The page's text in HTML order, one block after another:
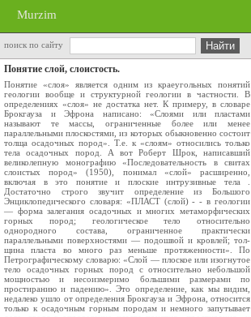
Murzim
поиск по сайту
Понятие слой, слоистость.
Понятие «слоя» является одним из краеугольных понятий
геологии вообще и структурной геологии в частности. В
определениях «слоя» не­ достатка нет. К примеру, в словаре
Брокгауза и Эфрона написано: «Сло­ями или пластами
называют те массы, ограниченные более или менее
параллельными плоскостями, из которых обыкновенно состоит
тол­ща осадочных пород». Т.е. к «слоям» относились только
тела осадоч­ных пород. А вот Роберт Шрок, написавший
великолепную моногра­фию «Последовательность в свитах
слоистых пород» (1950), понимал «слой» расширенно,
включая в это понятие и плоские интрузивные те­ла .
Достаточно строго звучит определение из Большого
Энциклопедического словаря: «ПЛАСТ (слой) - - в геологии
— форма залегания осадочных и многих метаморфических
горных пород; геоло­гическое тело относительно
однородного состава, ограниченное прак­тически
параллельными поверхностями — подошвой и кровлей; тол­
щина пласта во много раз меньше протяженности». По
Петрографиче­скому словарю: «Слой — плоское или изогнутое
тело осадочных горных пород с относительно небольшой
мощностью и несоизмеримо больши­ми размерами по
простиранию и падению». Это определение, как мы видим,
недалеко ушло от определения Брокгауза и Эфрона, относит­ся
только к осадочным горным породам и немного запутывает